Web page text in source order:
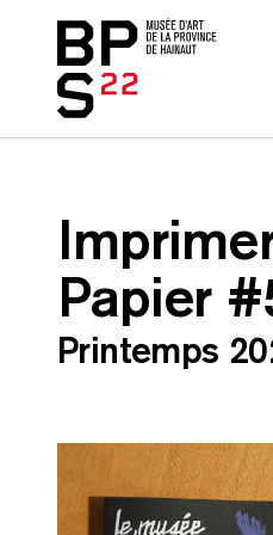
Accueil
Papier
Printemps